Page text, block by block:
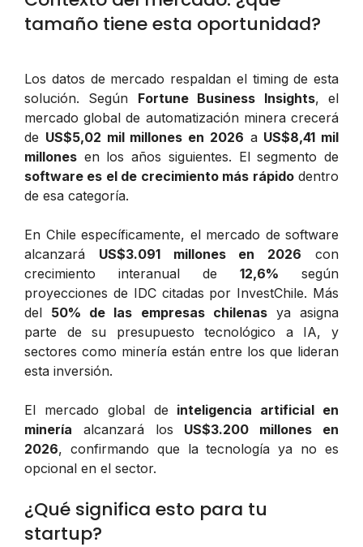
tamaño tiene esta oportunidad?
Los datos de mercado respaldan el timing de esta
solución. Según Fortune Business Insights, el
mercado global de automatización minera crecerá
de US$5,02 mil millones en 2026 a US$8,41 mil
millones en los años siguientes. El segmento de
software es el de crecimiento más rápidodentro
de esa categoría.
En Chile específicamente, el mercado de software
alcanzará US$3.091 millones en 2026 con
crecimiento interanual de 12,6% según
proyecciones de IDC citadas por InvestChile. Más
del 50% de las empresas chilenasya asigna
parte de su presupuesto tecnológico a IA, y
sectores como minería están entre los que lideran
esta inversión.
El mercado global de inteligencia artificial en
minería alcanzará los US$3.200 millones en
2026, confirmando que la tecnología ya no es
opcional en el sector.
¿Qué significa esto para tu
startup?